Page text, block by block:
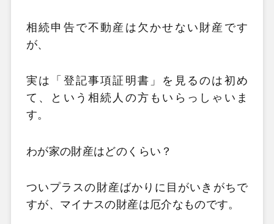
相続申告で不動産は欠かせない財産です
が、
実は「登記事項証明書」を見るのは初め
て、という相続人の方もいらっしゃいま
す。
わが家の財産はどのくらい？
ついプラスの財産ばかりに目がいきがちで
すが、マイナスの財産は厄介なものです。